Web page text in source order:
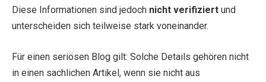
Diese Informationen sind jedoch nicht verifiziert und
unterscheiden sich teilweise stark voneinander.
Für einen seriösen Blog gilt: Solche Details gehören nicht
in einen sachlichen Artikel, wenn sie nicht aus